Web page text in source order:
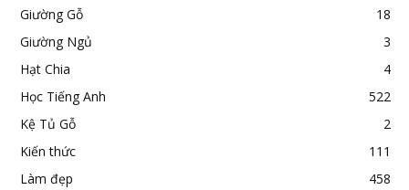
Giường Gỗ
18
Giường Ngủ
3
Hạt Chia
4
Học Tiếng Anh
522
Kệ Tủ Gỗ
2
Kiến thức
111
Làm đẹp
458